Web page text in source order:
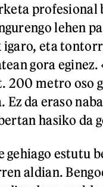
profesional
lehen
eta
gora
200 metro oso
da eraso
hasiko da
gehiago estutu
aldian.